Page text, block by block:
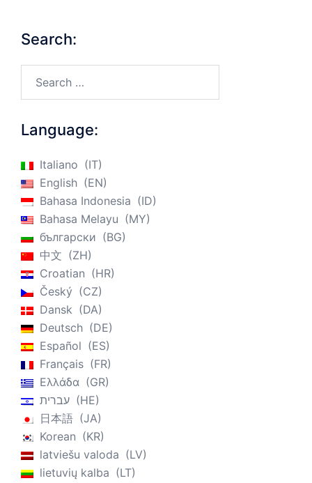
Search:
Language:
Italiano
IT
English
EN
Bahasa Indonesia
ID
Bahasa Melayu
MY
български
BG
中文
ZH
Croatian
HR
Český
CZ
Dansk
DA
Deutsch
DE
Español
ES
Français
FR
Ελλάδα
GR
עברית
HE
日本語
JA
Korean
KR
latviešu valoda
LV
lietuvių kalba
LT